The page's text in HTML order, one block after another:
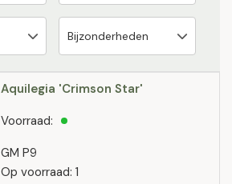
Aquilegia 'Crimson Star'
GM P9
Op voorraad: 1
Voorraad: